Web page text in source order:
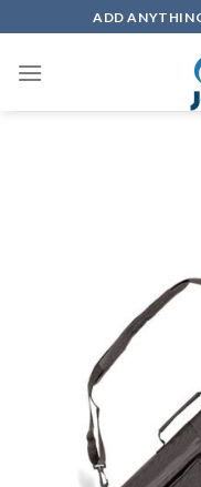
to
content
ADD